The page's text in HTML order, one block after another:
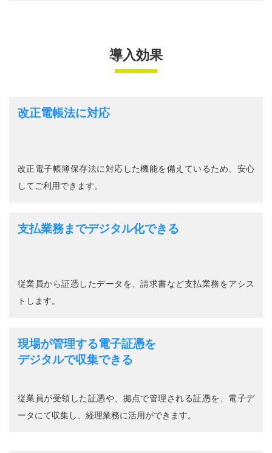
導入効果
改正電帳法に対応
改正電子帳簿保存法に対応した機能を備えているため、安心
してご利用できます。
支払業務までデジタル化できる
従業員から証憑したデータを、請求書など支払業務をアシス
トします。
現場が管理する電子証憑を
デジタルで収集できる
従業員が受領した証憑や、拠点で管理される証憑を、電子デ
ータにて収集し、経理業務に活用ができます。